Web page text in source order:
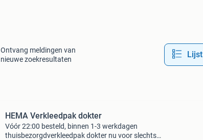
Ontvang meldingen van
nieuwe zoekresultaten
Lijst
HEMA Verkleedpak dokter
Vóór 22:00 besteld, binnen 1-3 werkdagen
thuisbezorgdverkleedpak dokter nu voor slechts